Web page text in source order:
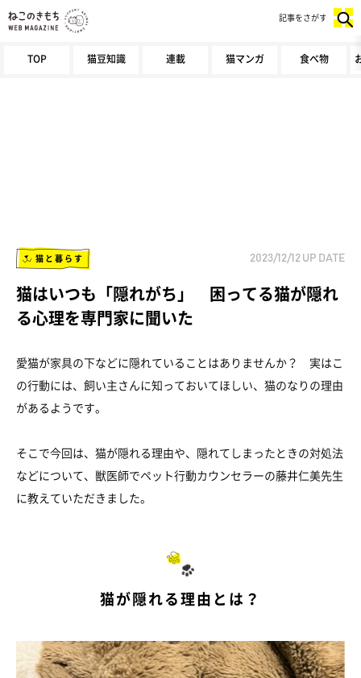
TOP 猫豆知識 連載 猫マンガ 食べ物
記事をさがす
猫と暮らす 2023/12/12 UP DATE
猫はいつも「隠れがち」 困ってる猫が隠れ
る心理を専門家に聞いた
愛猫が家具の下などに隠れていることはありませんか？ 実はこ
の行動には、飼い主さんに知っておいてほしい、猫のなりの理由
があるようです。
そこで今回は、猫が隠れる理由や、隠れてしまったときの対処法
などについて、獣医師でペット行動カウンセラーの藤井仁美先生
に教えていただきました。
猫が隠れる理由とは？